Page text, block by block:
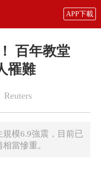
APP下載
百年教堂
罹難
Reuters
模6.9強震，目前已
當慘重。